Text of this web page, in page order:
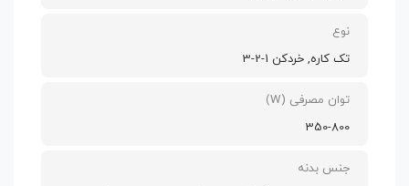
نوع
تک کاره, خردکن 1-2-3
توان مصرفی (W)
350-800
جنس بدنه